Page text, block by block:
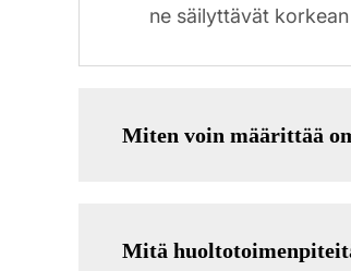
ne säilyttävät
Miten voin määrittää
Mitä